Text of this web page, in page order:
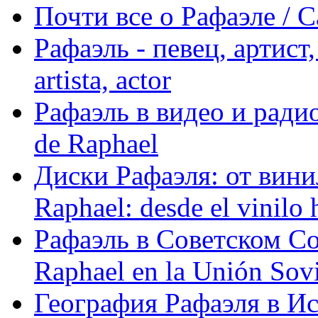
Почти все о Рафаэле /
Рафаэль - певец,
artista, actor
Рафаэль в видео и
de Raphael
Диски Рафаэля: от
Raphael: desde el vinilo
Рафаэль в Советском
Raphael en la Unión
География Рафаэля в